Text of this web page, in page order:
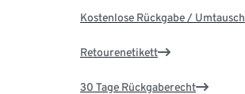
Kostenlose Rückgabe / Umtausch
Retourenetikett
30 Tage Rückgaberecht